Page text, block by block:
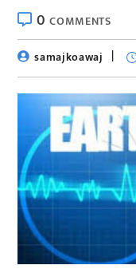
0COMMENTS
samajkoawaj